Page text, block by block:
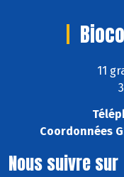
11
Coordonnées
Nous suivre sur